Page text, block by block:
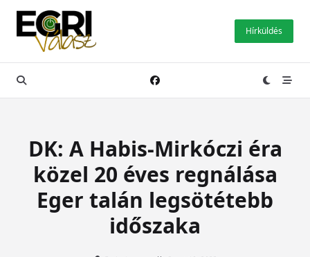
Skip
content
Hírküldés
DK: A Habis-Mirkóczi éra
közel 20 éves regnálása
Eger talán legsötétebb
időszaka